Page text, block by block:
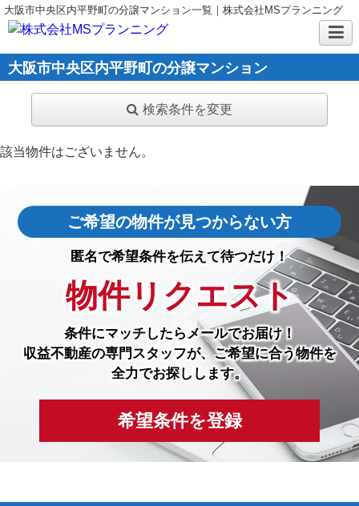
大阪市中央区内平野町の分譲マンション一覧｜株式会社MSプランニング
大阪市中央区内平野町の分譲マンション
検索条件を変更
該当物件はございません。
ご希望の物件が見つからない方
匿名で希望条件を伝えて待つだけ！
物件リクエスト
条件にマッチしたらメールでお届け！
収益不動産の専門スタッフが、ご希望に合う物件を
全力でお探しします。
希望条件を登録